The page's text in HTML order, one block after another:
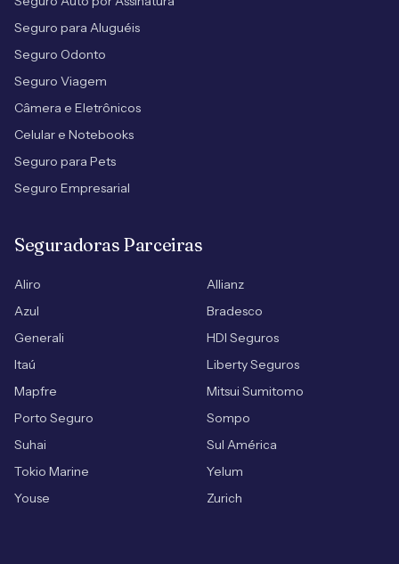
Seguro para Aluguéis
Seguro Odonto
Seguro Viagem
Câmera e Eletrônicos
Celular e Notebooks
Seguro para Pets
Seguro Empresarial
Seguradoras Parceiras
Aliro
Allianz
Azul
Bradesco
Generali
HDI Seguros
Itaú
Liberty Seguros
Mapfre
Mitsui Sumitomo
Porto Seguro
Sompo
Suhai
Sul América
Tokio Marine
Yelum
Youse
Zurich